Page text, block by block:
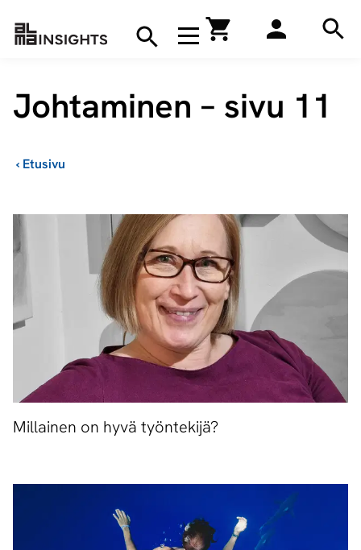
Avaa navigaatio
Hae
Johtaminen – sivu 11
Etusivu
›
Millainen on hyvä työntekijä?